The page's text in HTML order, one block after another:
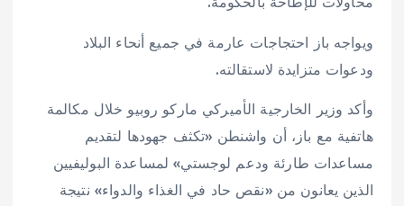
ويواجه باز احتجاجات عارمة في جميع أنحاء البلاد
ودعوات متزايدة لاستقالته.
وأكد وزير الخارجية الأميركي ماركو روبيو خلال مكالمة
هاتفية مع باز، أن واشنطن «تكثف جهودها لتقديم
مساعدات طارئة ودعم لوجستي» لمساعدة البوليفيين
الذين يعانون من «نقص حاد في الغذاء والدواء» نتيجة